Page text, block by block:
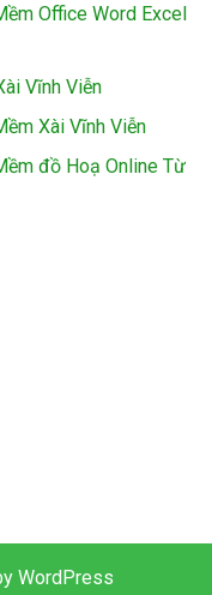
Office Word Excel
Vĩnh Viễn
Xài Vĩnh Viễn
đồ Hoạ Online Từ
WordPress